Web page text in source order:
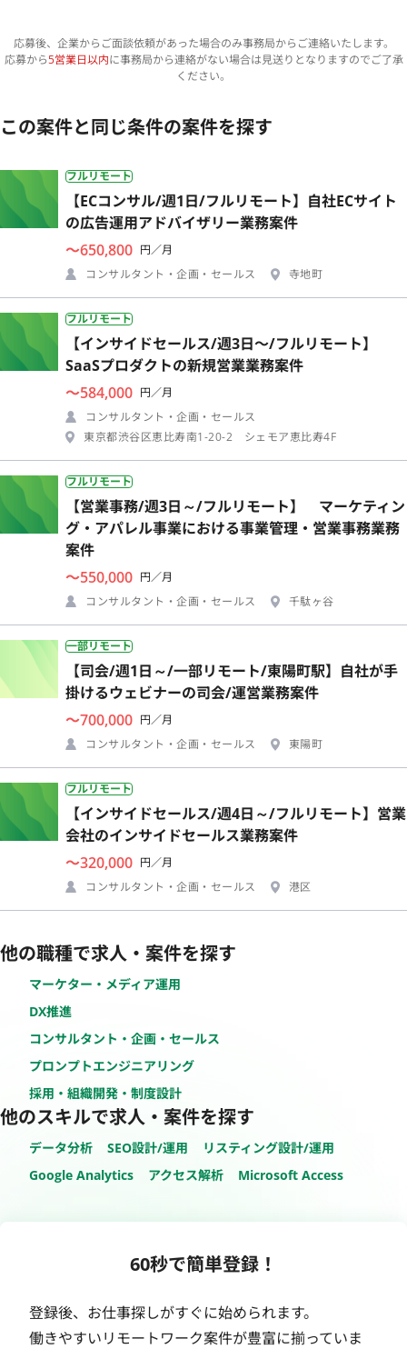
応募後、企業からご面談依頼があった場合のみ事務局からご連絡いたします。
応募から5営業日以内に事務局から連絡がない場合は見送りとなりますのでご了承
ください。
この案件と同じ条件の案件を探す
フルリモート
【ECコンサル/週1日/フルリモート】自社ECサイト
の広告運用アドバイザリー業務案件
〜650,800 円／月
コンサルタント・企画・セールス
寺地町
フルリモート
【インサイドセールス/週3日〜/フルリモート】
SaaSプロダクトの新規営業業務案件
〜584,000 円／月
コンサルタント・企画・セールス
東京都渋谷区恵比寿南1-20-2 シェモア恵比寿4F
フルリモート
【営業事務/週3日～/フルリモート】 マーケティン
グ・アパレル事業における事業管理・営業事務業務
案件
〜550,000 円／月
コンサルタント・企画・セールス
千駄ヶ谷
一部リモート
【司会/週1日～/一部リモート/東陽町駅】自社が手
掛けるウェビナーの司会/運営業務案件
〜700,000 円／月
コンサルタント・企画・セールス
東陽町
フルリモート
【インサイドセールス/週4日～/フルリモート】営業
会社のインサイドセールス業務案件
〜320,000 円／月
コンサルタント・企画・セールス
港区
他の職種で求人・案件を探す
マーケター・メディア運用
DX推進
コンサルタント・企画・セールス
プロンプトエンジニアリング
採用・組織開発・制度設計
他のスキルで求人・案件を探す
データ分析 SEO設計/運用
リスティング設計/運用
Google Analytics
アクセス解析 Microsoft Access
60秒で簡単登録！
登録後、お仕事探しがすぐに始められます。
働きやすいリモートワーク案件が豊富に揃っていま